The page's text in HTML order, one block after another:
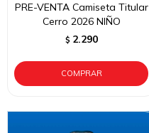
PRE-VENTA Camiseta Titular
Cerro 2026 NIÑO
$ 2.290